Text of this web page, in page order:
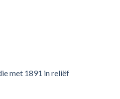
met 1891 in reliëf